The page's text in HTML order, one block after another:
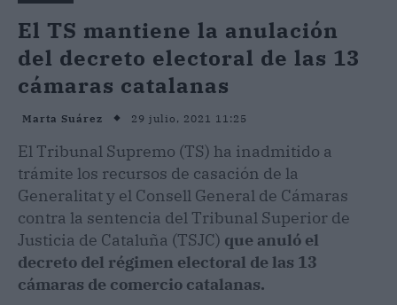
El TS mantiene la anulación
del decreto electoral de las 13
cámaras catalanas
Marta Suárez 29 julio, 2021 11:25
El Tribunal Supremo (TS) ha inadmitido a
trámite los recursos de casación de la
Generalitat y el Consell General de Cámaras
contra la sentencia del Tribunal Superior de
Justicia de Cataluña (TSJC) que anuló el
decreto del régimen electoral de las 13
cámaras de comercio catalanas.